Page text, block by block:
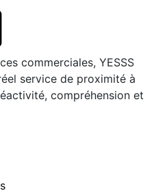
commerciales, YESSS
service de proximité à
compréhension et